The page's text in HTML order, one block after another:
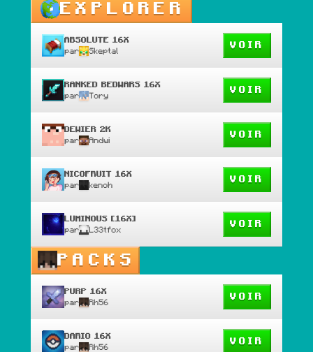
EXPLORER
ABSOLUTE 16X
par Skeptal
VOIR
RANKED BEDWARS 16X
par Tory
VOIR
DEWIER 2K
par Andwi
VOIR
NICOFRUIT 16X
par kenoh
VOIR
LUMINOUS [16X]
par L33tfox
VOIR
PACKS
PURP 16X
par Rh56
VOIR
DARIO 16X
par Rh56
VOIR